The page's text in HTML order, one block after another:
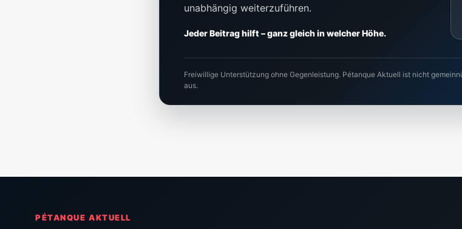
unabhängig weiterzuführen.
Jeder Beitrag hilft – ganz gleich in welcher Höhe.
Freiwillige Unterstützung ohne Gegenleistung. Pétanque Aktuell ist nicht
aus.
PÉTANQUE AKTUELL